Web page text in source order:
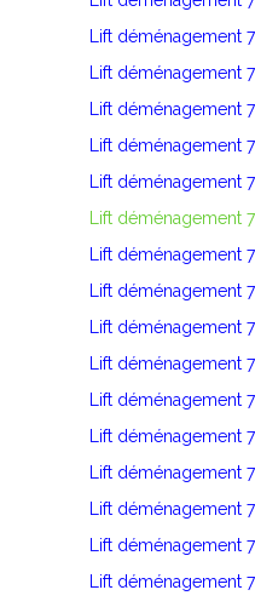
Lift déménagement
Lift déménagement
Lift déménagement
Lift déménagement
Lift déménagement
Lift déménagement
Lift déménagement
Lift déménagement
Lift déménagement
Lift déménagement
Lift déménagement
Lift déménagement
Lift déménagement
Lift déménagement
Lift déménagement
Lift déménagement